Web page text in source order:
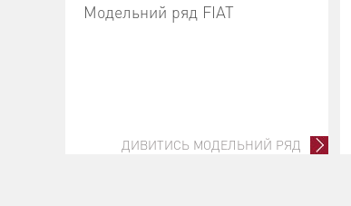
Модельний ряд FIAT
ДИВИТИСЬ МОДЕЛЬНИЙ РЯД